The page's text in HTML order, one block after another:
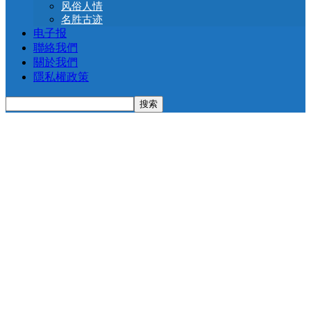
风俗人情
名胜古迹
电子报
聯絡我們
關於我們
隱私權政策